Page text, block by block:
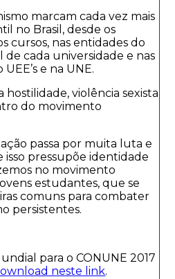
marcam cada vez mais
no Brasil, desde os
cursos, nas entidades do
cada universidade e nas
e na UNE.
hostilidade, violência sexista
do movimento
passa por muita luta e
isso pressupõe identidade
no movimento
estudantes, que se
comuns para combater
persistentes.
para o CONUNE 2017
neste link.